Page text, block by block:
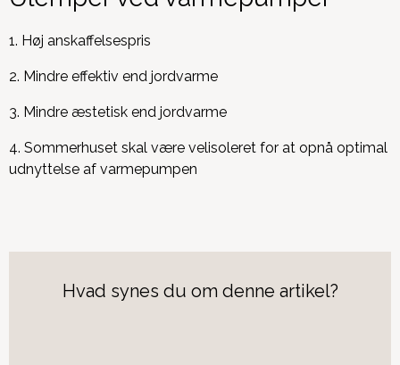
1. Høj anskaffelsespris
2. Mindre effektiv end jordvarme
3. Mindre æstetisk end jordvarme
4. Sommerhuset skal være velisoleret for at opnå optimal
udnyttelse af varmepumpen
Hvad synes du om denne artikel?